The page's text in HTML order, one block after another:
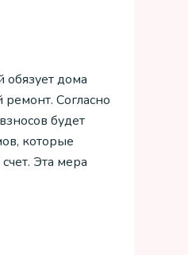
обязует дома
Согласно
будет
которые
Эта мера